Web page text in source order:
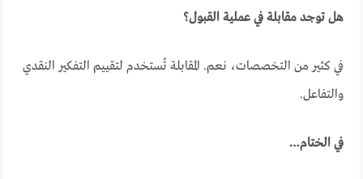
هل توجد مقابلة في عملية القبول؟
في كثير من التخصصات، نعم. المقابلة تُستخدم لتقييم التفكير النقدي
والتفاعل.
في الختام…